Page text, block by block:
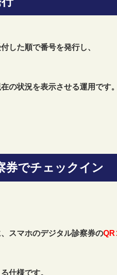
した順で番号を発行し、
の状況を表示させる運用です
券でチェックイン
スマホのデジタル診察券のQR
仕様です。